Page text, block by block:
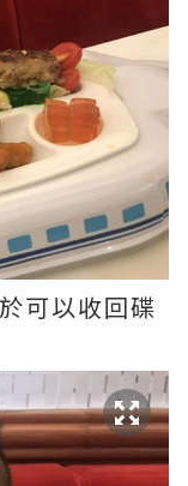
可以收回碟